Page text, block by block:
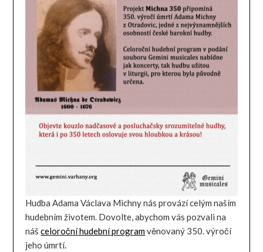
Hudba Adama Václava Michny nás provází celým naším
hudebním životem. Dovolte, abychom vás pozvali na
nášceloroční hudební programvěnovaný 350. výročí
jeho úmrtí.